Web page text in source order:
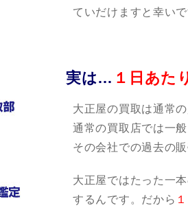
ていだけますと幸い
実は… １日あた
大正屋の買取は通常
通常の買取店では一
その会社での過去の
大正屋ではたった一
するんです。だから